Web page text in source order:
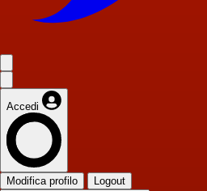
Accedi
Modifica profilo Logout